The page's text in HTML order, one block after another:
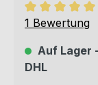
1 Bewertung
Auf Lager
DHL